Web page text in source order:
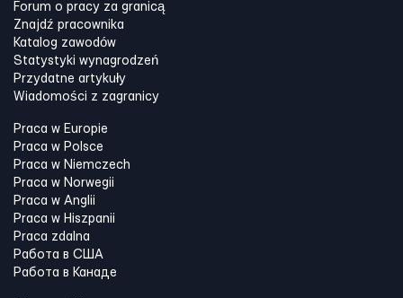
Forum o pracy za granicą
Znajdź pracownika
Katalog zawodów
Statystyki wynagrodzeń
Przydatne artykuły
Wiadomości z zagranicy
Praca w Europie
Praca w Polsce
Praca w Niemczech
Praca w Norwegii
Praca w Anglii
Praca w Hiszpanii
Praca zdalna
Работа в США
Работа в Канадe